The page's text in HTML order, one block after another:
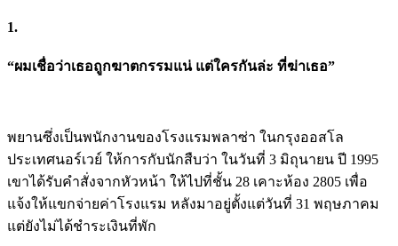
1.
“ผมเชื่อว่าเธอถูกฆาตกรรมแน่ แต่ใครกันล่ะ ที่ฆ่าเธอ”
พยานซึ่งเป็นพนักงานของโรงแรมพลาซ่า ในกรุงออสโล
ประเทศนอร์เวย์ ให้การกับนักสืบว่า ในวันที่ 3 มิถุนายน ปี 1995
เขาได้รับคำสั่งจากหัวหน้า ให้ไปที่ชั้น 28 เคาะห้อง 2805 เพื่อ
แจ้งให้แขกจ่ายค่าโรงแรม หลังมาอยู่ตั้งแต่วันที่ 31 พฤษภาคม
แต่ยังไม่ได้ชำระเงินที่พัก